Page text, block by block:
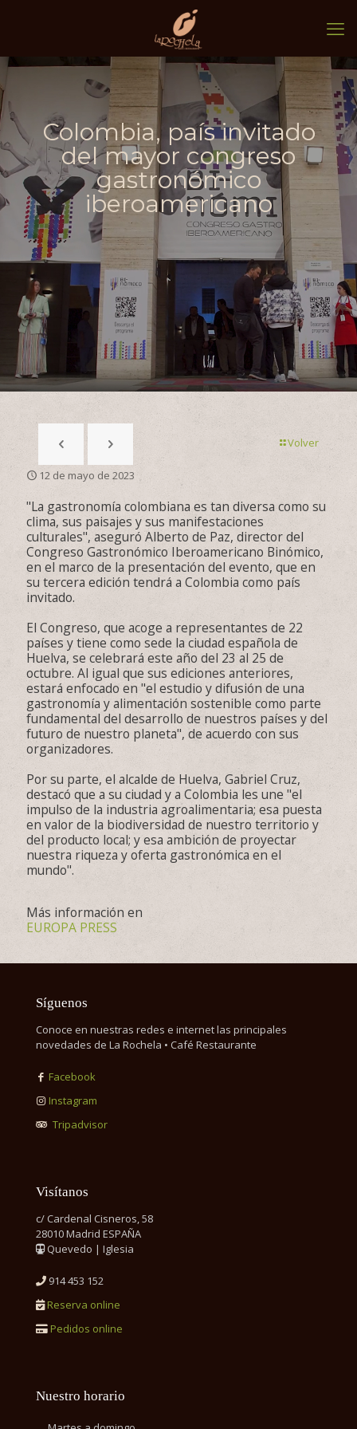
Colombia, país invitado
del mayor congreso
gastronómico
iberoamericano
Volver
12 de mayo de 2023
"La gastronomía colombiana es tan diversa como su
clima, sus paisajes y sus manifestaciones
culturales", aseguró Alberto de Paz, director del
Congreso Gastronómico Iberoamericano Binómico,
en el marco de la presentación del evento, que en
su tercera edición tendrá a Colombia como país
invitado.
El Congreso, que acoge a representantes de 22
países y tiene como sede la ciudad española de
Huelva, se celebrará este año del 23 al 25 de
octubre. Al igual que sus ediciones anteriores,
estará enfocado en "el estudio y difusión de una
gastronomía y alimentación sostenible como parte
fundamental del desarrollo de nuestros países y del
futuro de nuestro planeta", de acuerdo con sus
organizadores.
Por su parte, el alcalde de Huelva, Gabriel Cruz,
destacó que a su ciudad y a Colombia les une "el
impulso de la industria agroalimentaria; esa puesta
en valor de la biodiversidad de nuestro territorio y
del producto local; y esa ambición de proyectar
nuestra riqueza y oferta gastronómica en el
mundo".
Más información en
EUROPA PRESS
Síguenos
Conoce en nuestras redes e internet las principales
novedades de La Rochela • Café Restaurante
Facebook
Instagram
Tripadvisor
Visítanos
c/ Cardenal Cisneros, 58
28010 Madrid ESPAÑA
Quevedo | Iglesia
914 453 152
Reserva online
Pedidos online
Nuestro horario